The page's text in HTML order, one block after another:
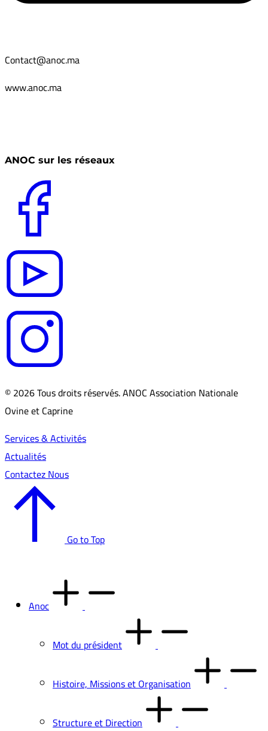
Contact@anoc.ma
www.anoc.ma
ANOC sur les réseaux
© 2026 Tous droits réservés. ANOC Association Nationale
Ovine et Caprine
Services & Activités
Actualités
Contactez Nous
Go to Top
Anoc
Mot du président
Histoire, Missions et Organisation
Structure et Direction